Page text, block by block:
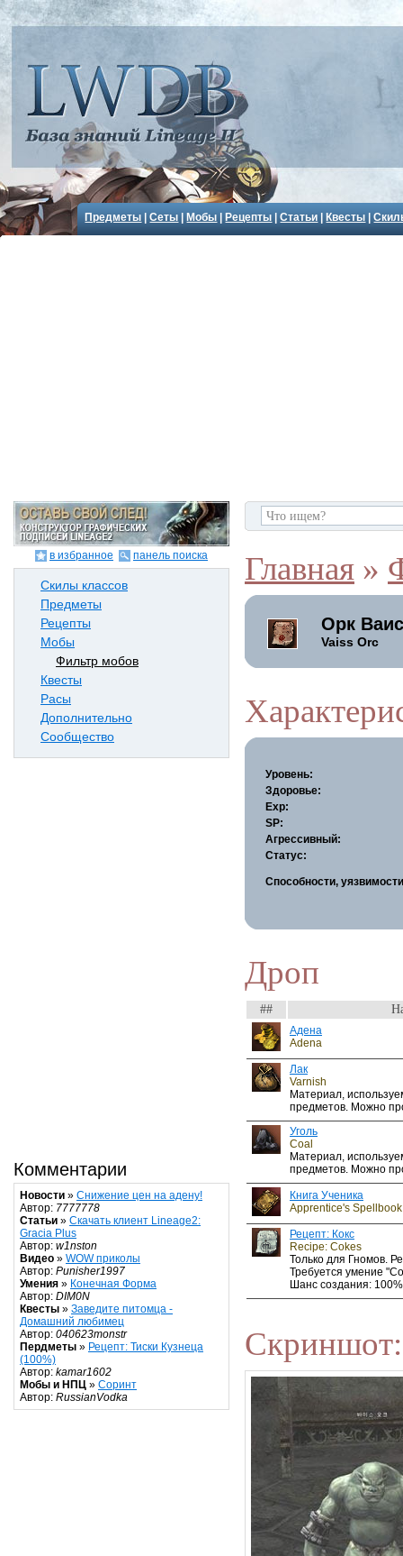
Предметы |Сеты Мобы Рецепты |Статьи Квесты |
в избранное панель поиска
Скилы классов
Предметы
Рецепты
Мобы
Фильтр мобов
Квесты
Расы
Дополнительно
Сообщество
Комментарии
Новости » Снижение цен на адену!
Автор: 7777778
Статьи » Скачать клиент Lineage2:
Gracia Plus
Автор: w1nston
Видео » WOW приколы
Автор: Punisher1997
Умения » Конечная Форма
Автор: DIM0N
Квесты » Заведите питомца -
Домашний любимец
Автор: 040623monstr
Пердметы » Рецепт: Тиски Кузнеца
(100%)
Автор: kamar1602
Мобы и НПЦ » Соринт
Автор: RussianVodka
Главная »
Орк
Vaiss Orc
Уровень:
Здоровье:
Exp:
SP:
Агрессивный:
Статус:
Способности,
Дроп
##
Адена
Adena
Лак
Varnish
Материал,
предметов. Можно
Уголь
Coal
Материал,
предметов. Можно
Книга Ученика
Apprentice's Spellbook
Рецепт: Кокс
Recipe: Cokes
Только для Гномов.
Требуется умение
Шанс создания:
Скриншот: